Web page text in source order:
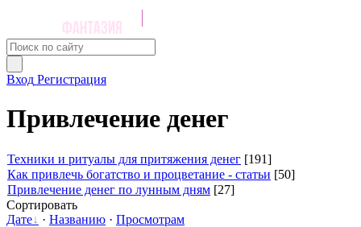
Вход Регистрация
Привлечение денег
Техники и ритуалы для притяжения денег [191]
Как привлечь богатство и процветание - статьи [50]
Привлечение денег по лунным дням [27]
Сортировать
Дате
· Названию · Просмотрам